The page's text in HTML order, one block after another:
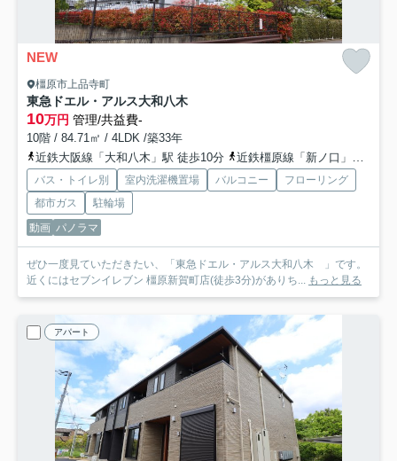
NEW
橿原市上品寺町
東急ドエル・アルス大和八木
10万円 管理/共益費-
10階 / 84.71㎡ / 4LDK /築33年
近鉄大阪線「大和八木」駅 徒歩10分
近鉄橿原線「新ノ口」駅 徒歩12分
バス・トイレ別 室内洗濯機置場 バルコニー
フローリング
都市ガス
駐輪場
動画 パノラマ
ぜひ一度見ていただきたい、「東急ドエル・アルス大和八木 」です。
近くにはセブンイレブン 橿原新賀町店(徒歩3分)がありち...
もっと見る
アパート